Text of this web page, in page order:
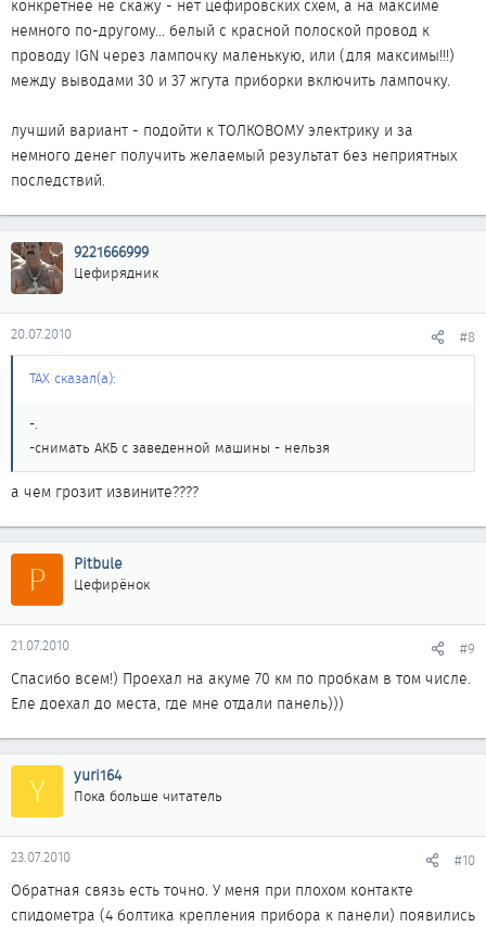
конкретнее не скажу - нет цефировских схем, а на максиме
немного по-другому... белый с красной полоской провод к
проводу IGN через лампочку маленькую, или (для максимы!!!)
между выводами 30 и 37 жгута приборки включить лампочку.
лучший вариант - подойти к ТОЛКОВОМУ электрику и за
немного денег получить желаемый результат без неприятных
последствий.
9221666999
Цефирядник
20.07.2010 #8
ТАХ сказал(а):
-.
-снимать АКБ с заведенной машины - нельзя
а чем грозит извините????
P Pitbule
Цефирёнок
21.07.2010 #9
Спасибо всем!) Проехал на акуме 70 км по пробкам в том числе.
Еле доехал до места, где мне отдали панель)))
Y yuri164
Пока больше читатель
23.07.2010 #10
Обратная связь есть точно. У меня при плохом контакте
спидометра (4 болтика крепления прибора к панели) появились